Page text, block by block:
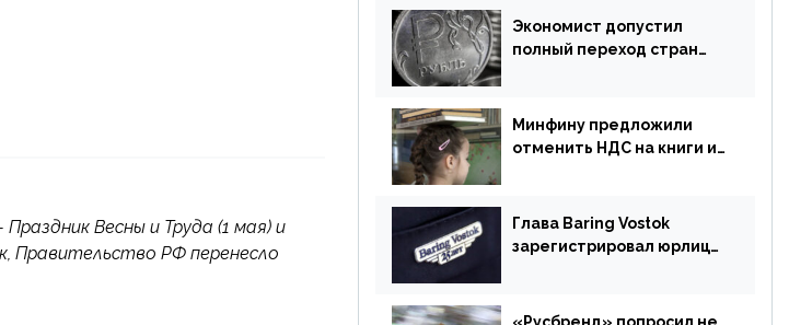
Весны и Труда (1 мая) и
Правительство РФ перенесло
Экономист допустил
полный переход стран
Минфину предложили
отменить НДС на книги и
Глава Baring Vostok
зарегистрировал юрлицо